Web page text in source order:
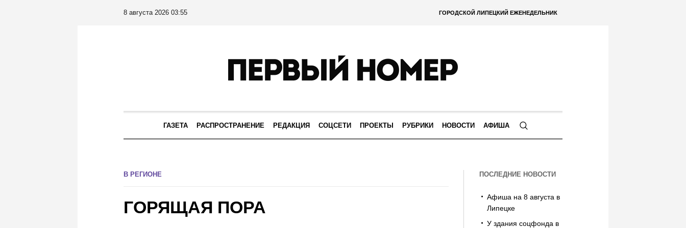
ГОРОДСКОЙ ЛИПЕЦКИЙ ЕЖЕНЕДЕЛЬНИК
8 августа 2026 03:55
ГАЗЕТА РАСПРОСТРАНЕНИЕ РЕДАКЦИЯ СОЦСЕТИ ПРОЕКТЫ РУБРИКИ НОВОСТИ АФИША
В РЕГИОНЕ
ГОРЯЩАЯ ПОРА
ПОСЛЕДНИЕ НОВОСТИ
Афиша на 8 августа в
Липецке
У здания соцфонда в